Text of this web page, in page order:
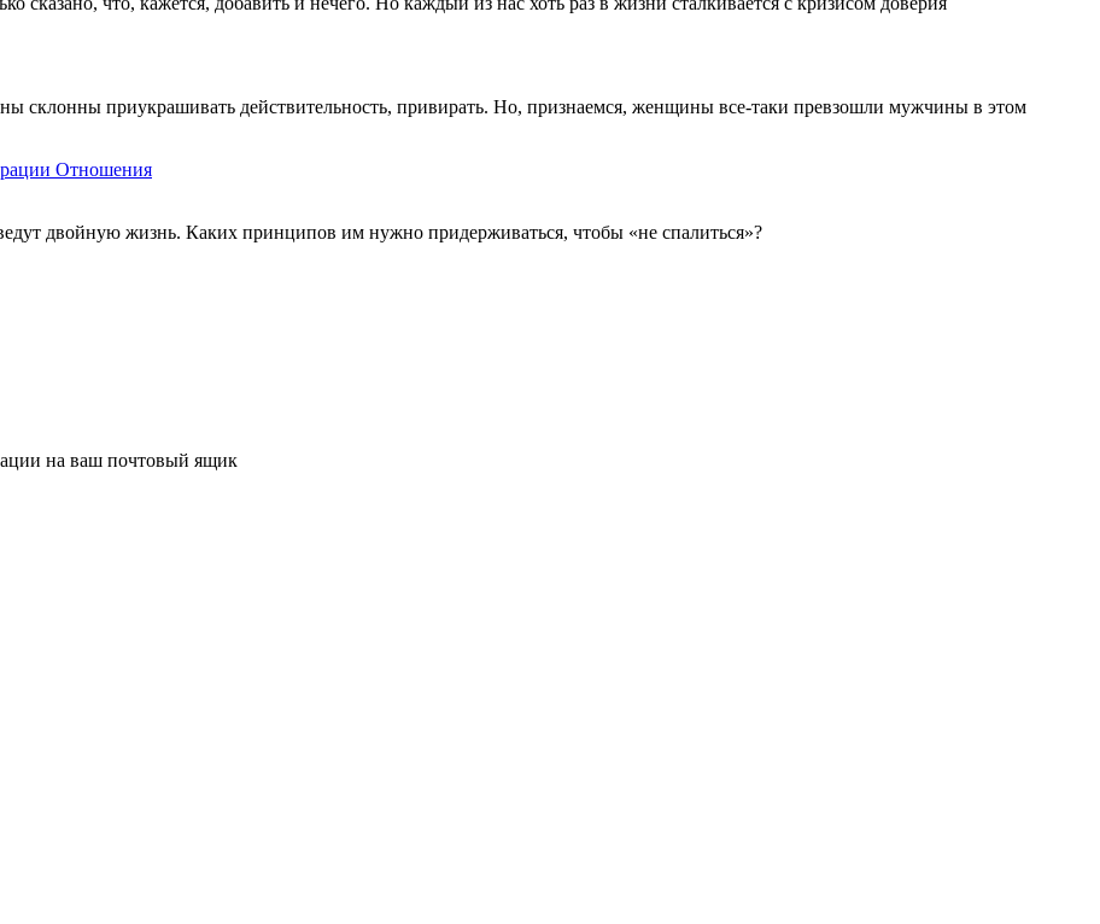
приукрашивать действительность, привирать. Но, признаемся, женщины все-таки превзошли мужчины в этом
Отношения
двойную жизнь. Каких принципов им нужно придерживаться, чтобы «не спалиться»?
на ваш почтовый ящик